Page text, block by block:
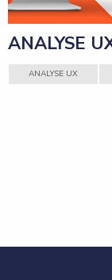
ANALYSE
ANALYSE UX